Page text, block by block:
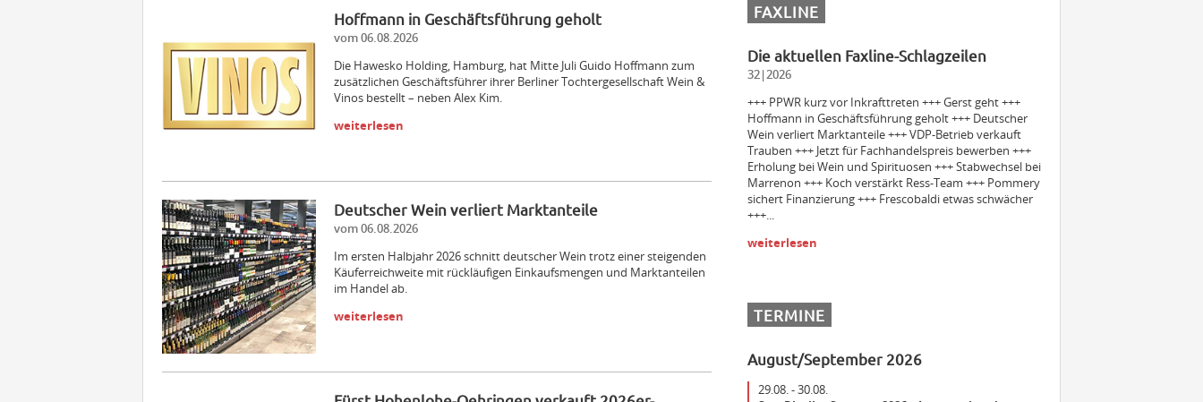
Hoffmann in Geschäftsführung geholt
vom 06.08.2026
Die Hawesko Holding, Hamburg, hat Mitte Juli Guido Hoffmann zum
zusätzlichen Geschäftsführer ihrer Berliner Tochtergesellschaft Wein &
Vinos bestellt – neben Alex Kim.
weiterlesen
Deutscher Wein verliert Marktanteile
vom 06.08.2026
Im ersten Halbjahr 2026 schnitt deutscher Wein trotz einer steigenden
Käuferreichweite mit rückläufigen Einkaufsmengen und Marktanteilen
im Handel ab.
weiterlesen
Außendienstmitarbeiter Bayern
Volontär (m/w/d)
Winzer m/w/d
FAXLINE
Die aktuellen Faxline-Schlagzeilen
32|2026
+++ PPWR kurz vor Inkrafttreten +++ Gerst geht +++
Hoffmann in Geschäftsführung geholt +++ Deutscher
Wein verliert Marktanteile +++ VDP-Betrieb verkauft
Trauben +++ Jetzt für Fachhandelspreis bewerben +++
Erholung bei Wein und Spirituosen +++ Stabwechsel bei
Marrenon +++ Koch verstärkt Ress-Team +++ Pommery
sichert Finanzierung +++ Frescobaldi etwas schwächer
+++...
weiterlesen
TERMINE
August/September 2026
29.08. - 30.08.